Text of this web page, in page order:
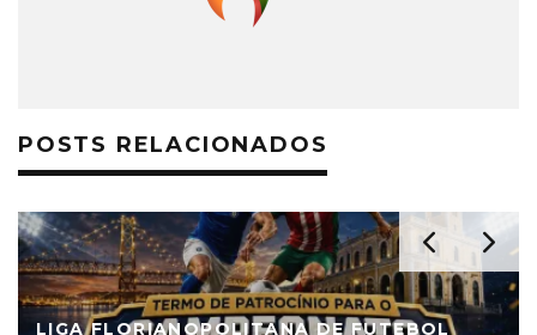
POSTS RELACIONADOS
LIGA FLORIANOPOLITANA DE FUTEBOL